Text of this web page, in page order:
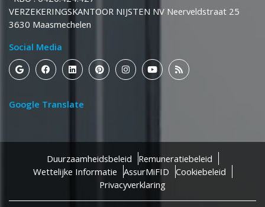
​​​​​​​VERZEKERINGSKANTOOR NIJSTEN NV Neerveldstraat 25
​​​​​​​3630 Maasmechelen
Social Media
Google Translate
Duurzaamheidsbeleid
Remuneratiebeleid
Wettelijke Informatie AssurMiFID Cookiebeleid
Privacyverklaring